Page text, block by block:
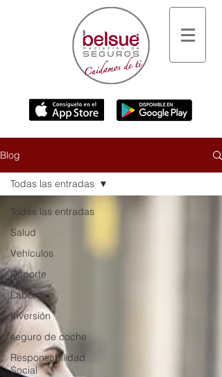
Blog
Todas las entradas
Salud
Vehículos
Deporte
Laboral
Inversión
seguro de coche
Responsabilidad
Social
Todas las entradas